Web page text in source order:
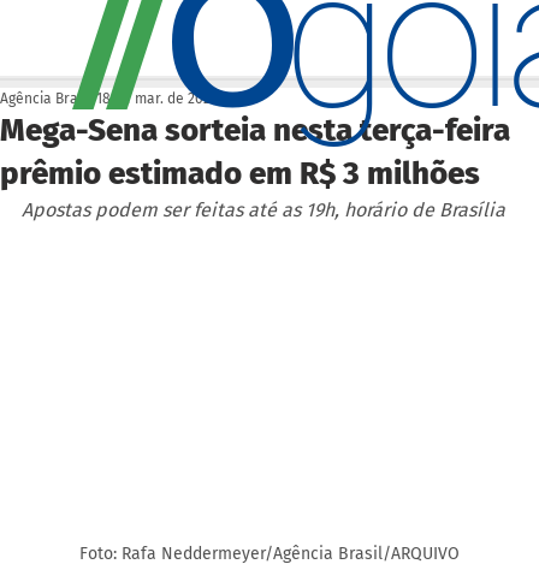
Mega-Sena sorteia nesta terça-feira
prêmio estimado em R$ 3 milhões
Agência Brasil 18 de mar. de 2025
Apostas podem ser feitas até as 19h, horário de Brasília
Foto: Rafa Neddermeyer/Agência Brasil/ARQUIVO